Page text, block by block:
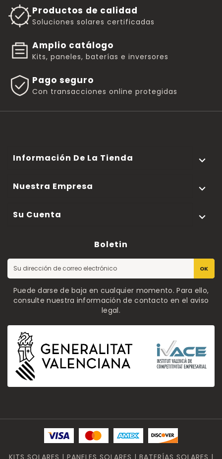
Productos de calidad
Soluciones solares certificadas
Amplio catálogo
Kits, paneles, baterías e inversores
Pago seguro
Con transacciones online protegidas
Información De La Tienda 
Nuestra Empresa 
Su Cuenta 
Boletin
OK
Puede darse de baja en cualquier momento. Para ello,
consulte nuestra información de contacto en el aviso
legal.
KITS SOLARES | PANELES SOLARES | BATERÍAS SOLARES |